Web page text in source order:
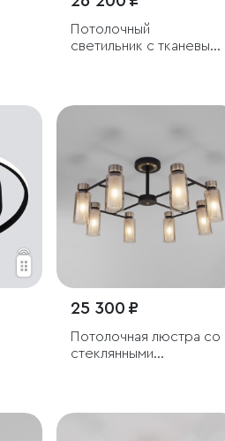
Потолочный
светильник с тканевым
25 300 ₽
Потолочная люстра со
стеклянными